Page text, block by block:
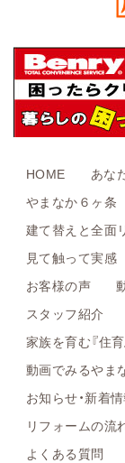
HOME
あな
やまなか６ヶ条
建て替えと全面
見て触って実
お客様の声
スタッフ紹介
家族を育む『住育
動画でみるやま
お知らせ・新着
リフォームの流
よくある質問